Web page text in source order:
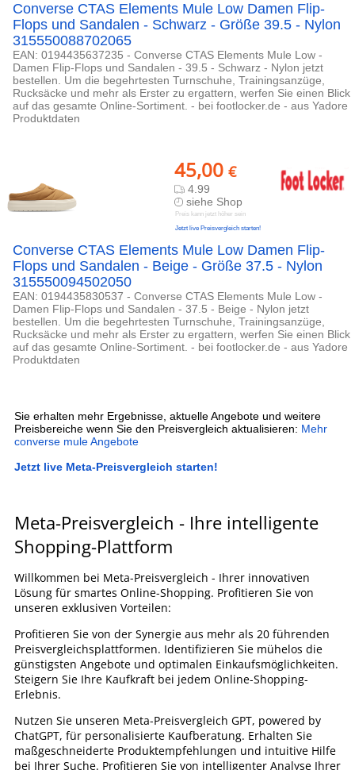
Converse CTAS Elements Mule Low Damen Flip-
Flops und Sandalen - Schwarz - Größe 39.5 - Nylon
315550088702065
EAN: 0194435637235 - Converse CTAS Elements Mule Low -
Damen Flip-Flops und Sandalen - 39.5 - Schwarz - Nylon jetzt
bestellen. Um die begehrtesten Turnschuhe, Trainingsanzüge,
Rucksäcke und mehr als Erster zu ergattern, werfen Sie einen Blick
auf das gesamte Online-Sortiment. - bei footlocker.de - aus Yadore
Produktdaten
45,00 €
4.99
siehe Shop
Preis kann jetzt höher sein
Jetzt live Preisvergleich starten!
Converse CTAS Elements Mule Low Damen Flip-
Flops und Sandalen - Beige - Größe 37.5 - Nylon
315550094502050
EAN: 0194435830537 - Converse CTAS Elements Mule Low -
Damen Flip-Flops und Sandalen - 37.5 - Beige - Nylon jetzt
bestellen. Um die begehrtesten Turnschuhe, Trainingsanzüge,
Rucksäcke und mehr als Erster zu ergattern, werfen Sie einen Blick
auf das gesamte Online-Sortiment. - bei footlocker.de - aus Yadore
Produktdaten
Sie erhalten mehr Ergebnisse, aktuelle Angebote und weitere
Preisbereiche wenn Sie den Preisvergleich aktualisieren: Mehr
converse mule Angebote
Jetzt live Meta-Preisvergleich starten!
Meta-Preisvergleich - Ihre intelligente
Shopping-Plattform
Willkommen bei Meta-Preisvergleich - Ihrer innovativen
Lösung für smartes Online-Shopping. Profitieren Sie von
unseren exklusiven Vorteilen:
Profitieren Sie von der Synergie aus mehr als 20 führenden
Preisvergleichsplattformen. Identifizieren Sie mühelos die
günstigsten Angebote und optimalen Einkaufsmöglichkeiten.
Steigern Sie Ihre Kaufkraft bei jedem Online-Shopping-
Erlebnis.
Nutzen Sie unseren Meta-Preisvergleich GPT, powered by
ChatGPT, für personalisierte Kaufberatung. Erhalten Sie
maßgeschneiderte Produktempfehlungen und intuitive Hilfe
bei Ihrer Suche. Profitieren Sie von intelligenter Analyse Ihrer